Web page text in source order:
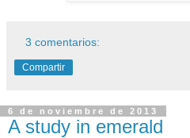
3 comentarios:
Compartir
6 de noviembre de 2013
A study in emerald